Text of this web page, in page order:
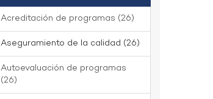
Acreditación de programas (26)
Aseguramiento de la calidad (26)
Autoevaluación de programas
(26)